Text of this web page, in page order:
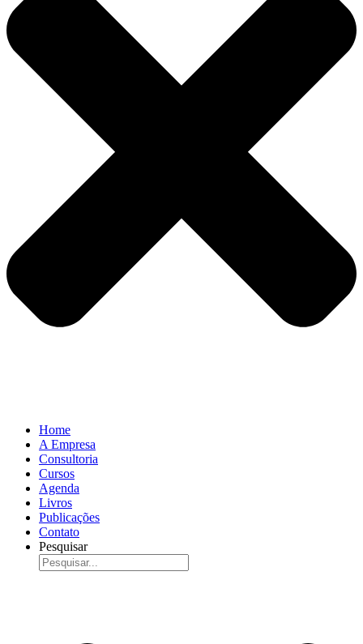
Home
A Empresa
Consultoria
Cursos
Agenda
Livros
Publicações
Contato
Pesquisar